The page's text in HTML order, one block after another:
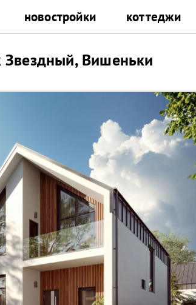
новостройки коттеджи
Вишеньки